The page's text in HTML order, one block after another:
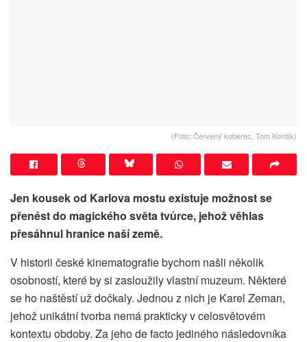
(Foto: Červený koberec, Tom Kordík)
Jen kousek od Karlova mostu existuje možnost se
přenést do magického světa tvůrce, jehož věhlas
přesáhnul hranice naší země.
V historii české kinematografie bychom našli několik
osobností, které by si zasloužily vlastní muzeum. Některé
se ho naštěstí už dočkaly. Jednou z nich je Karel Zeman,
jehož unikátní tvorba nemá prakticky v celosvětovém
kontextu obdoby. Za jeho de facto jediného následovníka